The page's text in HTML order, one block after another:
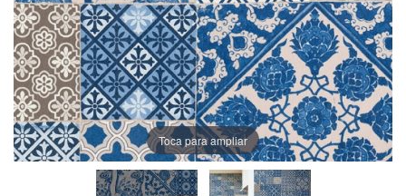
Toca para ampliar